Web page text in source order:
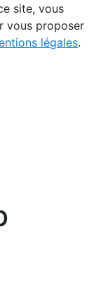
site, vous
vous proposer
légales.